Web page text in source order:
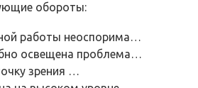
обороты:
работы неоспорима…
освещена проблема…
зрения …